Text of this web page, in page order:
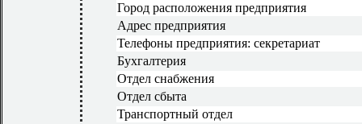
Город расположения предприятия
Адрес предприятия
Телефоны предприятия: секретариат
Бухгалтерия
Отдел снабжения
Отдел сбыта
Транспортный отдел